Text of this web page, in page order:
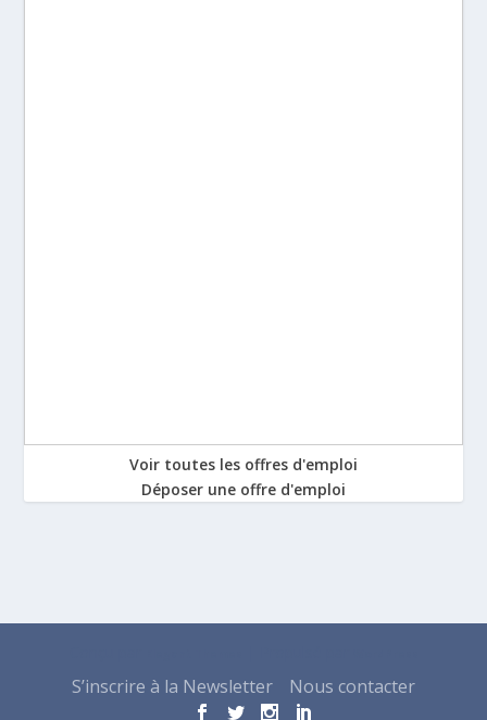
Voir toutes les offres d'emploi
Déposer une offre d'emploi
S’inscrire à la Newsletter Nous contacter